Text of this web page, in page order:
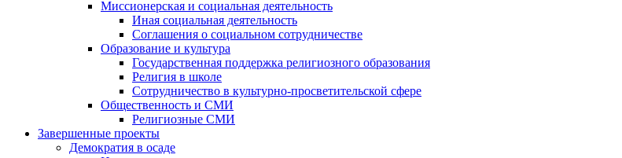
Миссионерская и социальная деятельность
Иная социальная деятельность
Соглашения о социальном сотрудничестве
Образование и культура
Государственная поддержка религиозного образования
Религия в школе
Сотрудничество в культурно-просветительской сфере
Общественность и СМИ
Религиозные СМИ
Завершенные проекты
Демократия в осаде